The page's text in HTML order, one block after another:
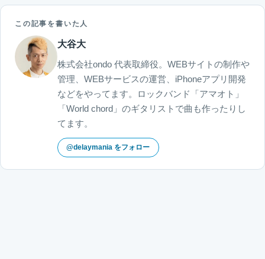
この記事を書いた人
大谷大
株式会社ondo 代表取締役。WEBサイトの制作や
管理、WEBサービスの運営、iPhoneアプリ開発
などをやってます。ロックバンド「アマオト」
「World chord」のギタリストで曲も作ったりし
てます。
@delaymania をフォロー